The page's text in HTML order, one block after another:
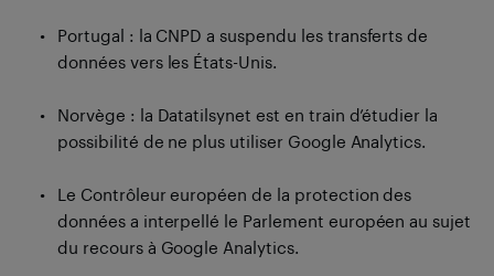
Portugal : la CNPD a suspendu les transferts de
données vers les États-Unis.
Norvège : la Datatilsynet est en train d’étudier la
possibilité de ne plus utiliser Google Analytics.
Le Contrôleur européen de la protection des
données a interpellé le Parlement européen au sujet
du recours à Google Analytics.